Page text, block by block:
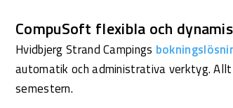
CompuSoft flexibla och
Hvidbjerg Strand Campings
automatik och administrativa verktyg.
semestern.